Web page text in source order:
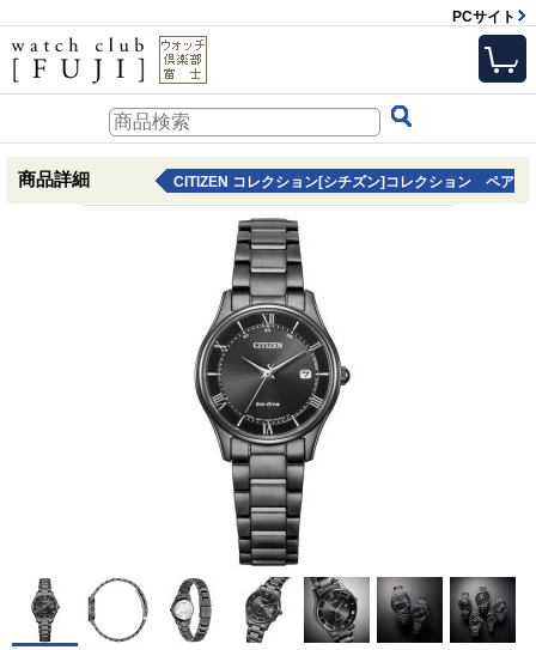
PCサイト
商品詳細 CITIZEN コレクション[シチズン]コレクション ペア